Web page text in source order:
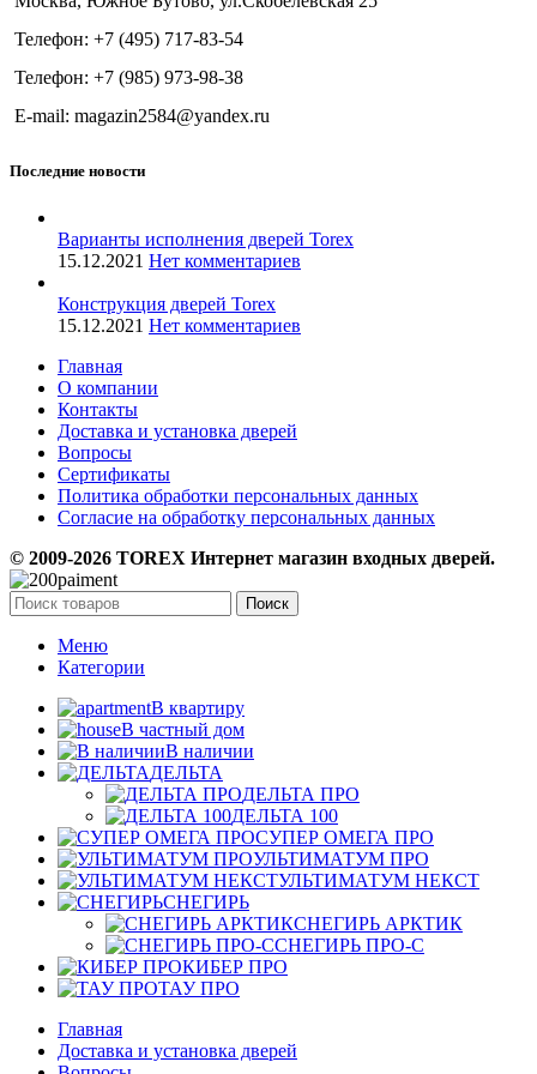
Телефон: +7 (495) 717-83-54
Телефон: +7 (985) 973-98-38
E-mail: magazin2584@yandex.ru
Последние новости
Варианты исполнения дверей Torex
15.12.2021 Нет комментариев
Конструкция дверей Torex
15.12.2021 Нет комментариев
Главная
О компании
Контакты
Доставка и установка дверей
Вопросы
Сертификаты
Политика обработки персональных данных
Согласие на обработку персональных данных
© 2009-2026 TOREX Интернет магазин входных дверей.
Поиск
Меню
Категории
В квартиру
В частный дом
В наличии
ДЕЛЬТА
ДЕЛЬТА ПРО
ДЕЛЬТА 100
СУПЕР ОМЕГА ПРО
УЛЬТИМАТУМ ПРО
УЛЬТИМАТУМ НЕКСТ
СНЕГИРЬ
СНЕГИРЬ АРКТИК
СНЕГИРЬ ПРО-С
КИБЕР ПРО
ТАУ ПРО
Главная
Доставка и установка дверей